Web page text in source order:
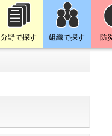
分野で探す 組織で探す 防